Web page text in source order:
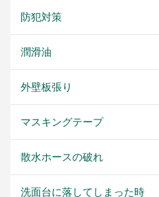
防犯対策
潤滑油
外壁板張り
マスキングテープ
散水ホースの破れ
洗面台に落してしまった時